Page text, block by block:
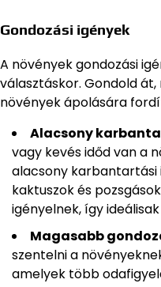
Gondozási igények
A növények gondozási
választáskor. Gondold
növények ápolására
Alacsony
vagy kevés időd van a
alacsony karbantartási
kaktuszok és
igényelnek, így
Magasabb
szentelni a
amelyek több